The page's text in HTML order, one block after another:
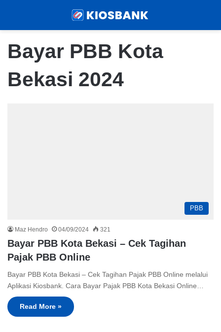
Bayar PBB Kota
Bekasi 2024
PBB
Maz Hendro 04/09/2024 321
Bayar PBB Kota Bekasi – Cek Tagihan
Pajak PBB Online
Bayar PBB Kota Bekasi – Cek Tagihan Pajak PBB Online melalui
Aplikasi Kiosbank. Cara Bayar Pajak PBB Kota Bekasi Online…
Read More »